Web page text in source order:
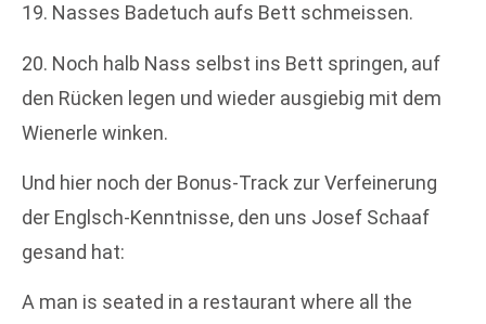
19. Nasses Badetuch aufs Bett schmeissen.
20. Noch halb Nass selbst ins Bett springen, auf
den Rücken legen und wieder ausgiebig mit dem
Wienerle winken.
Und hier noch der Bonus-Track zur Verfeinerung
der Englsch-Kenntnisse, den uns Josef Schaaf
gesand hat:
A man is seated in a restaurant where all the